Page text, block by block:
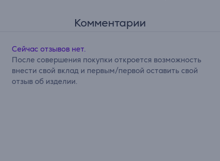
Комментарии
Сейчас отзывов нет.
После совершения покупки откроется возможность
внести свой вклад и первым/первой оставить свой
отзыв об изделии.